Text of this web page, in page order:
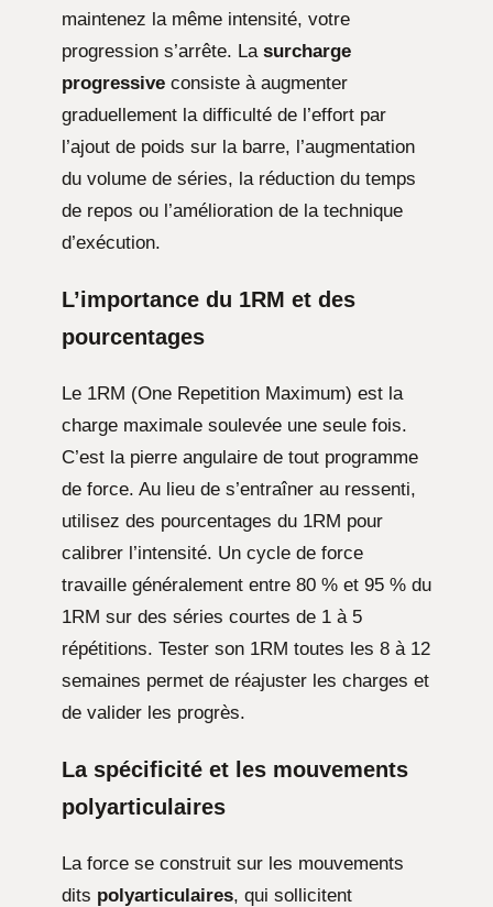
maintenez la même intensité, votre
progression s’arrête. La surcharge
progressive consiste à augmenter
graduellement la difficulté de l’effort par
l’ajout de poids sur la barre, l’augmentation
du volume de séries, la réduction du temps
de repos ou l’amélioration de la technique
d’exécution.
L’importance du 1RM et des
pourcentages
Le 1RM (One Repetition Maximum) est la
charge maximale soulevée une seule fois.
C’est la pierre angulaire de tout programme
de force. Au lieu de s’entraîner au ressenti,
utilisez des pourcentages du 1RM pour
calibrer l’intensité. Un cycle de force
travaille généralement entre 80 % et 95 % du
1RM sur des séries courtes de 1 à 5
répétitions. Tester son 1RM toutes les 8 à 12
semaines permet de réajuster les charges et
de valider les progrès.
La spécificité et les mouvements
polyarticulaires
La force se construit sur les mouvements
dits polyarticulaires, qui sollicitent